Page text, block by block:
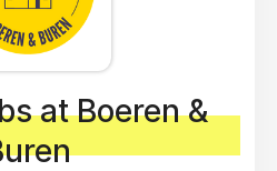
at Boeren &